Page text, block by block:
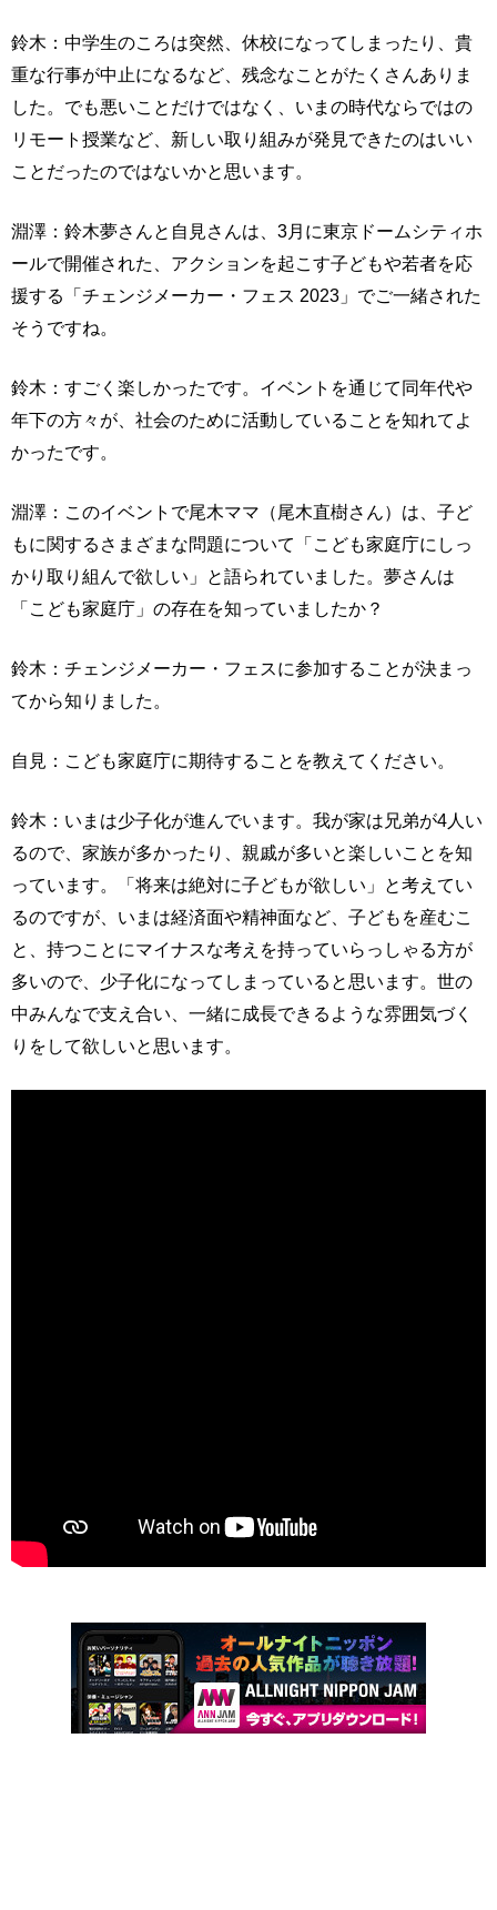
鈴木：中学生のころは突然、休校になってしまったり、貴
重な行事が中止になるなど、残念なことがたくさんありま
した。でも悪いことだけではなく、いまの時代ならではの
リモート授業など、新しい取り組みが発見できたのはいい
ことだったのではないかと思います。
淵澤：鈴木夢さんと自見さんは、3月に東京ドームシティホ
ールで開催された、アクションを起こす子どもや若者を応
援する「チェンジメーカー・フェス 2023」でご一緒された
そうですね。
鈴木：すごく楽しかったです。イベントを通じて同年代や
年下の方々が、社会のために活動していることを知れてよ
かったです。
淵澤：このイベントで尾木ママ（尾木直樹さん）は、子ど
もに関するさまざまな問題について「こども家庭庁にしっ
かり取り組んで欲しい」と語られていました。夢さんは
「こども家庭庁」の存在を知っていましたか？
鈴木：チェンジメーカー・フェスに参加することが決まっ
てから知りました。
自見：こども家庭庁に期待することを教えてください。
鈴木：いまは少子化が進んでいます。我が家は兄弟が4人い
るので、家族が多かったり、親戚が多いと楽しいことを知
っています。「将来は絶対に子どもが欲しい」と考えてい
るのですが、いまは経済面や精神面など、子どもを産むこ
と、持つことにマイナスな考えを持っていらっしゃる方が
多いので、少子化になってしまっていると思います。世の
中みんなで支え合い、一緒に成長できるような雰囲気づく
りをして欲しいと思います。